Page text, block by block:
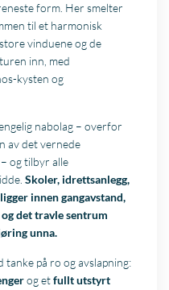
form. Her smelter
til et harmonisk
vinduene og de
inn, med
kysten og
nabolag – overfor
av det vernede
– og tilbyr alle
Skoler, idrettsanlegg,
innen gangavstand,
det travle sentrum
unna.
på ro og avslapning:
og etfullt utstyrt